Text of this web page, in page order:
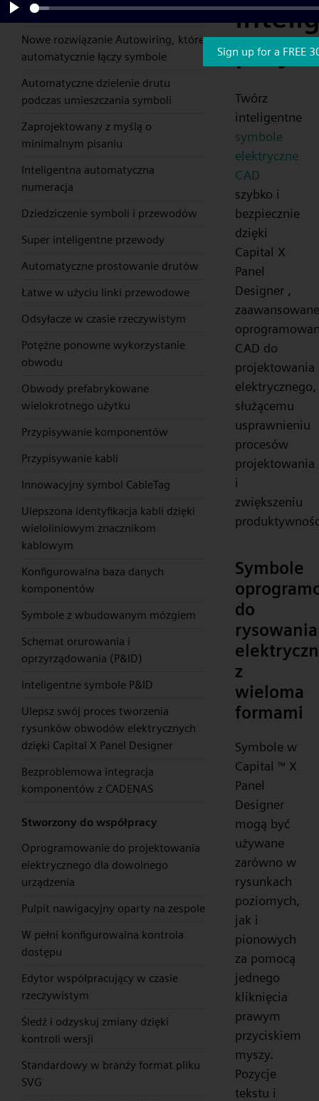
przeciągnij i upuść
Nowe rozwiązanie Autowiring, które
automatycznie łączy symbole
Automatyczne dzielenie drutu
podczas umieszczania symboli
Zaprojektowany z myślą o
minimalnym pisaniu
Inteligentna automatyczna
numeracja
Dziedziczenie symboli i przewodów
Super inteligentne przewody
Automatyczne prostowanie drutów
Łatwe w użyciu linki przewodowe
Odsyłacze w czasie rzeczywistym
Potężne ponowne wykorzystanie
obwodu
Obwody prefabrykowane
wielokrotnego użytku
Przypisywanie komponentów
Przypisywanie kabli
Innowacyjny symbol CableTag
Ulepszona identyfikacja kabli dzięki
wieloliniowym znacznikom
kablowym
Konfigurowalna baza danych
komponentów
Symbole z wbudowanym mózgiem
Schemat orurowania i
oprzyrządowania (P&ID)
Inteligentne symbole P&ID
Ulepsz swój proces tworzenia
rysunków obwodów elektrycznych
dzięki Capital X Panel Designer
Bezproblemowa integracja
komponentów z CADENAS
Stworzony do współpracy
Oprogramowanie do projektowania
elektrycznego dla dowolnego
urządzenia
Pulpit nawigacyjny oparty na zespole
W pełni konfigurowalna kontrola
dostępu
Edytor współpracujący w czasie
rzeczywistym
Śledź i odzyskuj zmiany dzięki
kontroli wersji
Standardowy w branży format pliku
SVG
Twórz
inteligentne
symbole
elektryczne
CAD
szybko i
bezpiecznie
dzięki
Capital X
Panel
Designer ,
CAD do
projektowania
elektrycznego,
służącemu
usprawnieniu
procesów
projektowania
i
zwiększeniu
Symbole
do
rysowania
z
wieloma
formami
Symbole w
Capital ™ X
Panel
Designer
mogą być
używane
zarówno w
rysunkach
poziomych,
jak i
pionowych
za pomocą
jednego
kliknięcia
prawym
przyciskiem
myszy.
Pozycje
tekstu i
Play
Sign up for a FREE